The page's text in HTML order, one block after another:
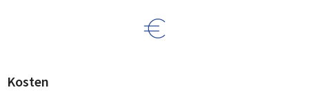
Kosten